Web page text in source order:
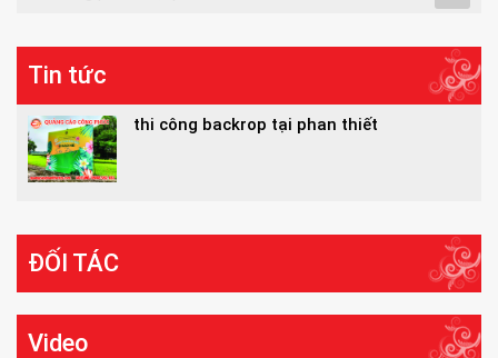
Tin tức
thi công backrop tại phan thiết
ĐỐI TÁC
Video